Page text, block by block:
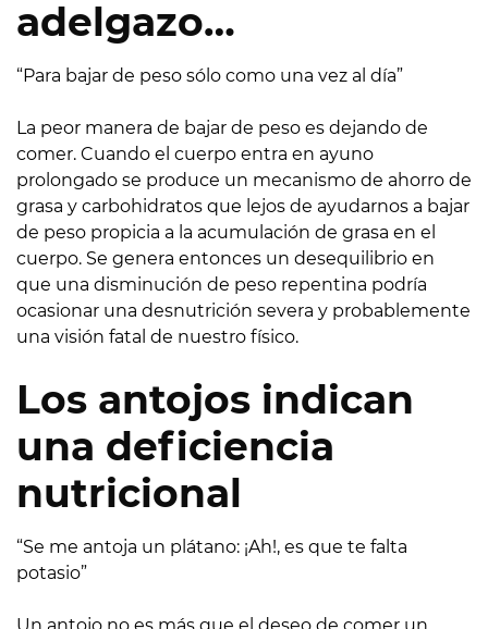
adelgazo…
“Para bajar de peso sólo como una vez al día”
La peor manera de bajar de peso es dejando de
comer. Cuando el cuerpo entra en ayuno
prolongado se produce un mecanismo de ahorro de
grasa y carbohidratos que lejos de ayudarnos a bajar
de peso propicia a la acumulación de grasa en el
cuerpo. Se genera entonces un desequilibrio en
que una disminución de peso repentina podría
ocasionar una desnutrición severa y probablemente
una visión fatal de nuestro físico.
Los antojos indican
una deficiencia
nutricional
“Se me antoja un plátano: ¡Ah!, es que te falta
potasio”
Un antojo no es más que el deseo de comer un